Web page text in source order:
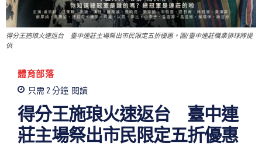
得分王施琅火速返台 臺中連莊主場祭出市民限定五折優惠。圖/臺中連莊職業排球隊提
供
體育部落
只需 2分鐘 閱讀
得分王施琅火速返台 臺中連
莊主場祭出市民限定五折優惠